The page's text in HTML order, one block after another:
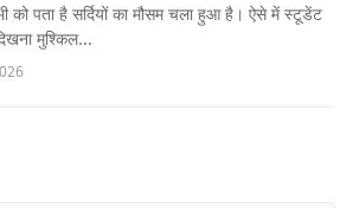
को पता है सर्दियों का मौसम चला हुआ है। ऐसे में स्टूडेंट
मुश्किल...